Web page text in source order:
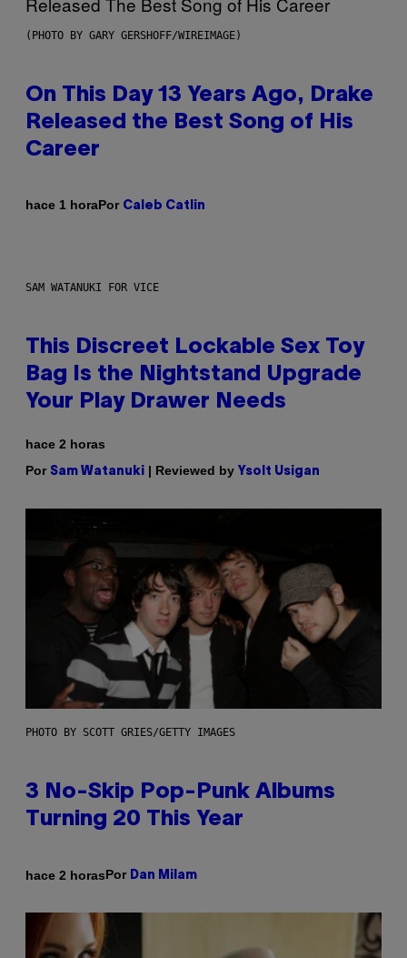
(PHOTO BY GARY GERSHOFF/WIREIMAGE)
On This Day 13 Years Ago, Drake
Released the Best Song of His
Career
hace 1 horaPor Caleb Catlin
SAM WATANUKI FOR VICE
This Discreet Lockable Sex Toy
Bag Is the Nightstand Upgrade
Your Play Drawer Needs
hace 2 horas
Por Sam Watanuki | Reviewed by Ysolt Usigan
PHOTO BY SCOTT GRIES/GETTY IMAGES
3 No-Skip Pop-Punk Albums
Turning 20 This Year
hace 2 horasPor Dan Milam